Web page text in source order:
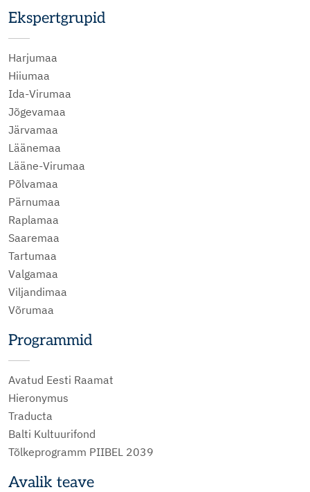
Ekspertgrupid
Harjumaa
Hiiumaa
Ida-Virumaa
Jõgevamaa
Järvamaa
Läänemaa
Lääne-Virumaa
Põlvamaa
Pärnumaa
Raplamaa
Saaremaa
Tartumaa
Valgamaa
Viljandimaa
Võrumaa
Programmid
Avatud Eesti Raamat
Hieronymus
Traducta
Balti Kultuurifond
Tõlkeprogramm PIIBEL 2039
Avalik teave